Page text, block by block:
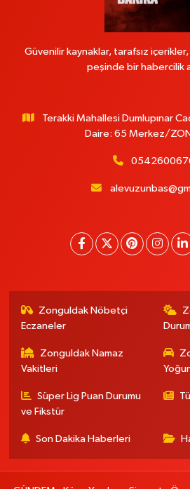
Güvenilir kaynaklar, tarafsız
peşinde bir habercilik
Terakki Mahallesi Dumlupınar
Daire: 65 Merkez/
Zonguldak Nöbetçi
Eczaneler
Zonguldak Namaz
Vakitleri
Süper Lig Puan Durumu
ve Fikstür
Son Dakika Haberleri